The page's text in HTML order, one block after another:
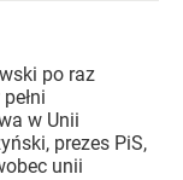
po raz
w Unii
prezes PiS,
unii